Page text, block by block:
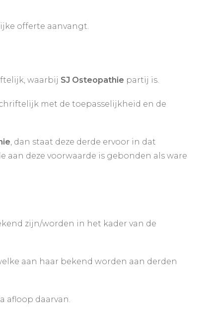
offerte aanvangt.
waarbij SJ Osteopathie partij is.
met de toepasselijkheid en de
, dan staat deze derde ervoor in dat
aan deze voorwaarde is gebonden als ware
zijn/worden in het kader van de
aan haar bekend worden aan derden
afloop daarvan.